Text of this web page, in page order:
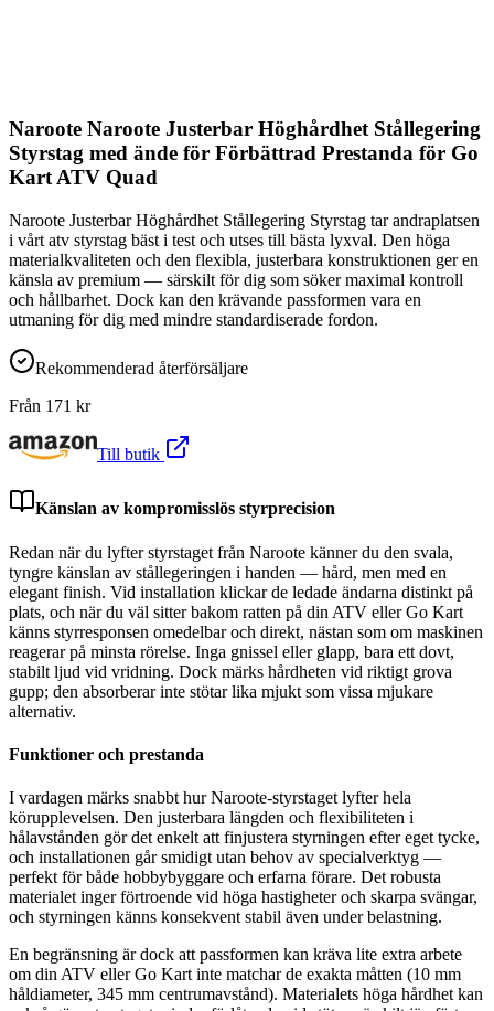
Naroote Naroote Justerbar Höghårdhet Stållegering
Styrstag med ände för Förbättrad Prestanda för Go
Kart ATV Quad
Naroote Justerbar Höghårdhet Stållegering Styrstag tar andraplatsen
i vårt atv styrstag bäst i test och utses till bästa lyxval. Den höga
materialkvaliteten och den flexibla, justerbara konstruktionen ger en
känsla av premium — särskilt för dig som söker maximal kontroll
och hållbarhet. Dock kan den krävande passformen vara en
utmaning för dig med mindre standardiserade fordon.
Rekommenderad återförsäljare
Från 171 kr
Till butik
Känslan av kompromisslös styrprecision
Redan när du lyfter styrstaget från Naroote känner du den svala,
tyngre känslan av stållegeringen i handen — hård, men med en
elegant finish. Vid installation klickar de ledade ändarna distinkt på
plats, och när du väl sitter bakom ratten på din ATV eller Go Kart
känns styrresponsen omedelbar och direkt, nästan som om maskinen
reagerar på minsta rörelse. Inga gnissel eller glapp, bara ett dovt,
stabilt ljud vid vridning. Dock märks hårdheten vid riktigt grova
gupp; den absorberar inte stötar lika mjukt som vissa mjukare
alternativ.
Funktioner och prestanda
I vardagen märks snabbt hur Naroote-styrstaget lyfter hela
körupplevelsen. Den justerbara längden och flexibiliteten i
hålavstånden gör det enkelt att finjustera styrningen efter eget tycke,
och installationen går smidigt utan behov av specialverktyg —
perfekt för både hobbybyggare och erfarna förare. Det robusta
materialet inger förtroende vid höga hastigheter och skarpa svängar,
och styrningen känns konsekvent stabil även under belastning.
En begränsning är dock att passformen kan kräva lite extra arbete
om din ATV eller Go Kart inte matchar de exakta måtten (10 mm
håldiameter, 345 mm centrumavstånd). Materialets höga hårdhet kan